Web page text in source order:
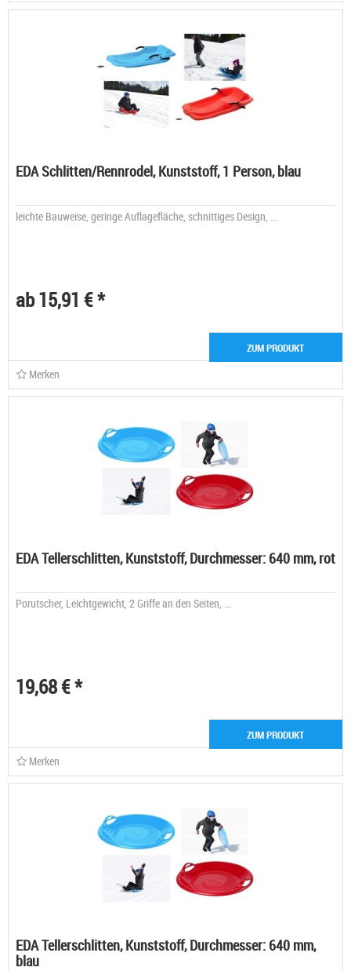
EDA Schlitten/Rennrodel, Kunststoff, 1 Person, blau
leichte Bauweise, geringe Auflagefläche, schnittiges Design, ...
ab 15,91 € *
ZUM PRODUKT
Merken
EDA Tellerschlitten, Kunststoff, Durchmesser: 640 mm, rot
Porutscher, Leichtgewicht, 2 Griffe an den Seiten, ...
19,68 € *
ZUM PRODUKT
Merken
EDA Tellerschlitten, Kunststoff, Durchmesser: 640 mm,
blau